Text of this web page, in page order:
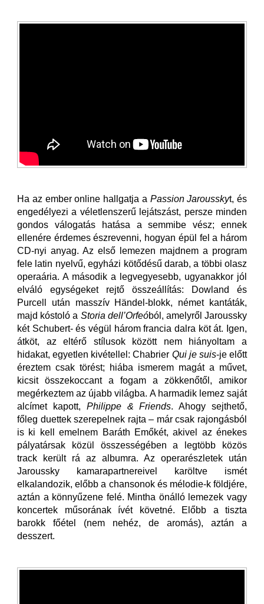
Ha az ember online hallgatja a Passion Jarousskyt, és
engedélyezi a véletlenszerű lejátszást, persze minden
gondos válogatás hatása a semmibe vész; ennek
ellenére érdemes észrevenni, hogyan épül fel a három
CD-nyi anyag. Az első lemezen majdnem a program
fele latin nyelvű, egyházi kötődésű darab, a többi olasz
operaária. A második a legvegyesebb, ugyanakkor jól
elváló egységeket rejtő összeállítás: Dowland és
Purcell után masszív Händel-blokk, német kantáták,
majd kóstoló a Storia dell’Orfeóból, amelyről Jaroussky
két Schubert- és végül három francia dalra köt át. Igen,
átköt, az eltérő stílusok között nem hiányoltam a
hidakat, egyetlen kivétellel: Chabrier Qui je suis-je előtt
éreztem csak törést; hiába ismerem magát a művet,
kicsit összekoccant a fogam a zökkenőtől, amikor
megérkeztem az újabb világba. A harmadik lemez saját
alcímet kapott, Philippe & Friends. Ahogy sejthető,
főleg duettek szerepelnek rajta – már csak rajongásból
is ki kell emelnem Baráth Emőkét, akivel az énekes
pályatársak közül összességében a legtöbb közös
track került rá az albumra. Az operarészletek után
Jaroussky kamarapartnereivel karöltve ismét
elkalandozik, előbb a chansonok és mélodie-k földjére,
aztán a könnyűzene felé. Mintha önálló lemezek vagy
koncertek műsorának ívét követné. Előbb a tiszta
barokk főétel (nem nehéz, de aromás), aztán a
desszert.